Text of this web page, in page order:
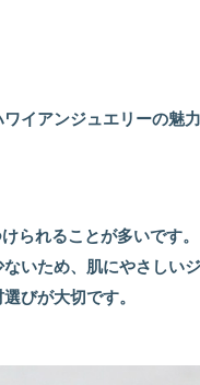
イアンジュエリーの魅力
られることが多いです。
いため、肌にやさしい
びが大切です。